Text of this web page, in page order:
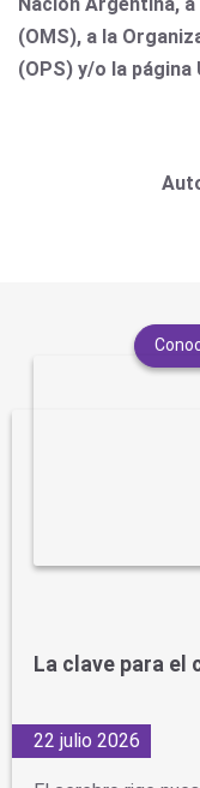
(OMS), a la
(OPS) y/o la página
La clave para el
22 julio 2026